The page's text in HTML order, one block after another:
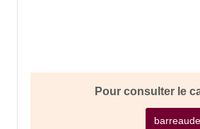
Pour consulter le